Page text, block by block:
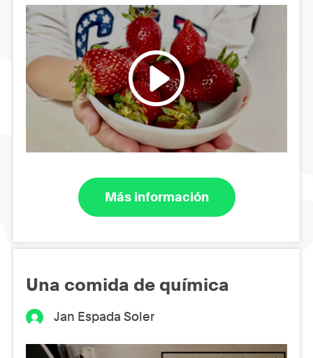
Más información
Una comida de química
Jan Espada Soler